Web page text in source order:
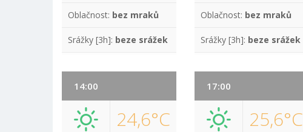
Oblačnost: bez mraků
Srážky [3h]: beze srážek
Oblačnost: bez mraků
Srážky [3h]: beze srážek
14:00
24,6°C
17:00
25,6°C